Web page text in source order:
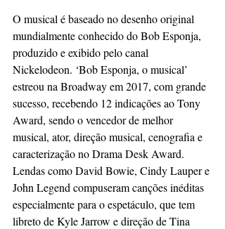
O musical é baseado no desenho original
mundialmente conhecido do Bob Esponja,
produzido e exibido pelo canal
Nickelodeon. ‘Bob Esponja, o musical’
estreou na Broadway em 2017, com grande
sucesso, recebendo 12 indicações ao Tony
Award, sendo o vencedor de melhor
musical, ator, direção musical, cenografia e
caracterização no Drama Desk Award.
Lendas como David Bowie, Cindy Lauper e
John Legend compuseram canções inéditas
especialmente para o espetáculo, que tem
libreto de Kyle Jarrow e direção de Tina